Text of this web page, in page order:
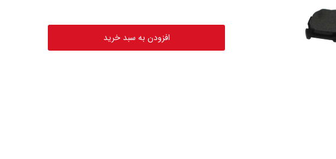
افزودن به سبد خرید